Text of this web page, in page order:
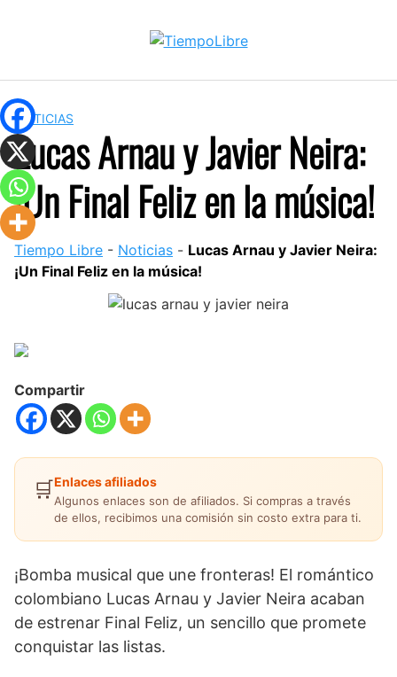
NOTICIAS
Lucas Arnau y Javier Neira:
¡Un Final Feliz en la música!
Tiempo Libre - Noticias - Lucas Arnau y Javier Neira:
¡Un Final Feliz en la música!
Compartir
🛒Enlaces afiliados
Algunos enlaces son de afiliados. Si compras a través
de ellos, recibimos una comisión sin costo extra para ti.
¡Bomba musical que une fronteras! El romántico
colombiano Lucas Arnau y Javier Neira acaban
de estrenar Final Feliz, un sencillo que promete
conquistar las listas.